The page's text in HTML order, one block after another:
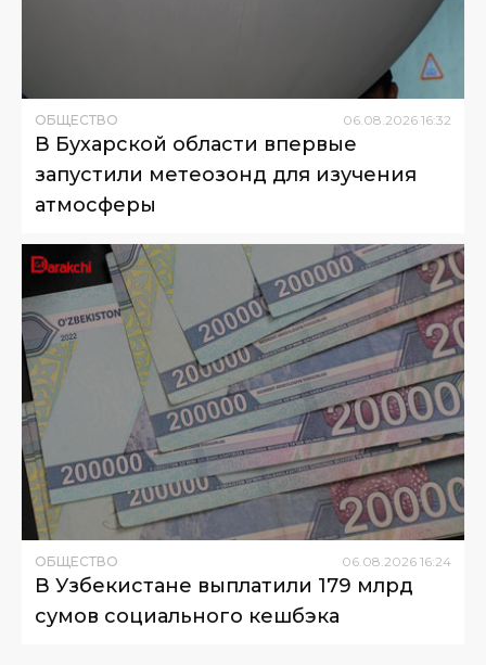
ОБЩЕСТВО 06.08.2026 16:32
В Бухарской области впервые
запустили метеозонд для изучения
атмосферы
ОБЩЕСТВО 06 08 2026 16:24
В Узбекистане выплатили 179 млрд
сумов социального кешбэка